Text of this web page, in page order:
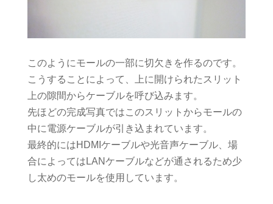
このようにモールの一部に切欠きを作るのです。
こうすることによって、上に開けられたスリット
上の隙間からケーブルを呼び込みます。
先ほどの完成写真ではこのスリットからモールの
中に電源ケーブルが引き込まれています。
最終的にはHDMIケーブルや光音声ケーブル、場
合によってはLANケーブルなどが通されるため少
し太めのモールを使用しています。